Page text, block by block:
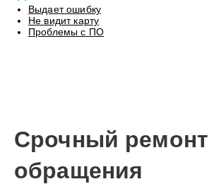
Выдает ошибку
Не видит карту
Проблемы с ПО
Срочный
обращения